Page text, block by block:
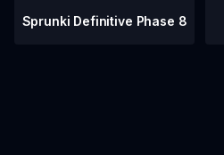
Sprunki Definitive Phase 8